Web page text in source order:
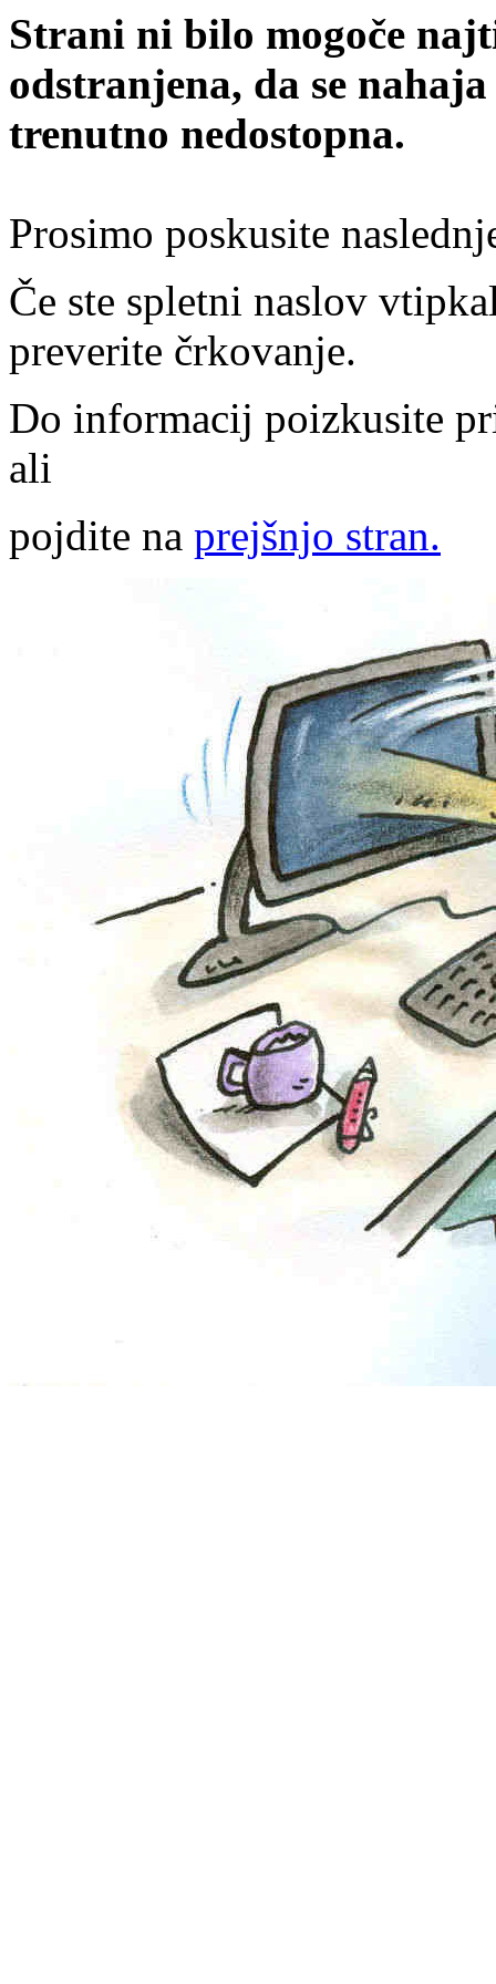
Strani ni bilo mogoče
odstranjena, da se
trenutno nedostopna.
Prosimo poskusite
Če ste spletni naslov
preverite črkovanje.
Do informacij poizkusite
ali
pojdite na prejšnjo stran.